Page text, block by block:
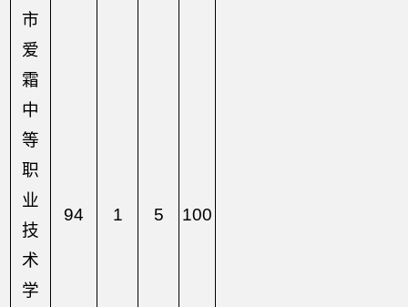
市
爱
霜
中
等
职
业
技
术
学
94 1 5 100